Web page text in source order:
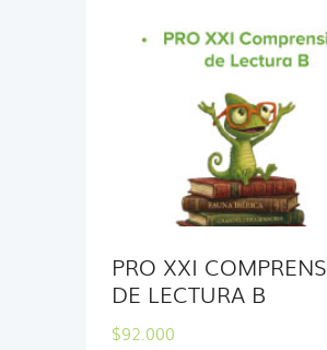
PRO XXI
DE LECTURA B
$92.000